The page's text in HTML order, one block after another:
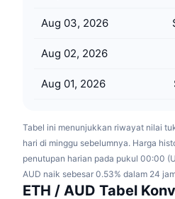
Kalender Event
Aug 03, 2026
Aug 02, 2026
Aug 01, 2026
Tabel ini menunjukkan riwayat nilai
hari di minggu sebelumnya. Harga
penutupan harian pada pukul 00:00
AUD naik sebesar 0.53% dalam 24
ETH / AUD Tabel